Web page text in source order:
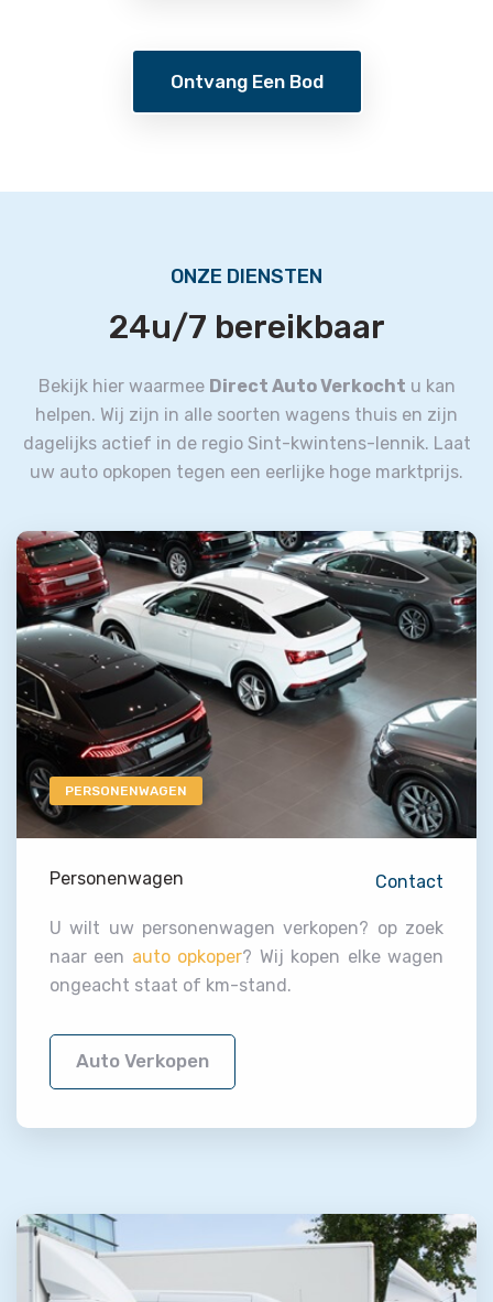
Ontvang Een Bod
ONZE DIENSTEN
24u/7 bereikbaar
Bekijk hier waarmee Direct Auto Verkocht u kan
helpen. Wij zijn in alle soorten wagens thuis en zijn
dagelijks actief in de regio Sint-kwintens-lennik. Laat
uw auto opkopen tegen een eerlijke hoge marktprijs.
PERSONENWAGEN
Personenwagen Contact
U wilt uw personenwagen verkopen? op zoek
naar een auto opkoper? Wij kopen elke wagen
ongeacht staat of km-stand.
Auto Verkopen